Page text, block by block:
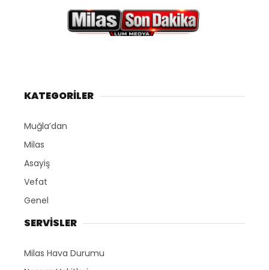
KATEGORİLER
Muğla’dan
Milas
Asayiş
Vefat
Genel
SERVİSLER
Milas Hava Durumu